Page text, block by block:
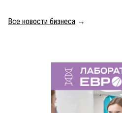
Все новости бизнеса →